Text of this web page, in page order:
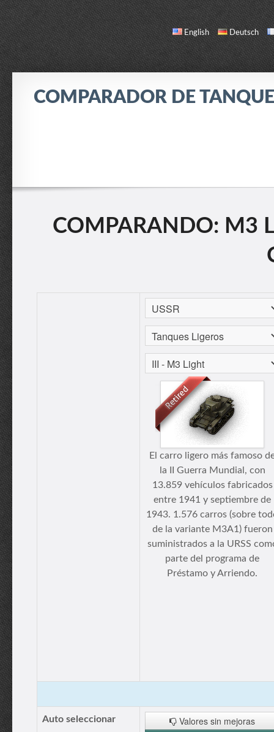
English Deutsch
COMPARADOR DE
ACERCA DE / CONTACTO
COMPARANDO: M3
El carro ligero más famoso
la II Guerra Mundial, con
13.859 vehículos fabricados
entre 1941 y septiembre de
1943. 1.576 carros (sobre
de la variante M3A1) fueron
suministrados a la URSS
parte del programa de
Préstamo y Arriendo.
Auto seleccionar
Valores sin mejoras